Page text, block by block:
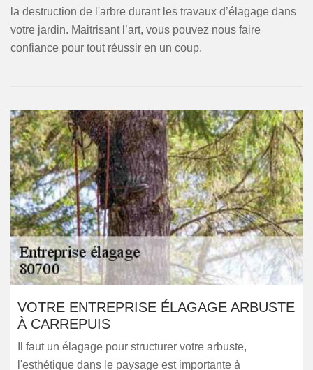
la destruction de l'arbre durant les travaux d’élagage dans
votre jardin. Maitrisant l’art, vous pouvez nous faire
confiance pour tout réussir en un coup.
VOTRE ENTREPRISE ÉLAGAGE ARBUSTE
À CARREPUIS
Il faut un élagage pour structurer votre arbuste,
l'esthétique dans le paysage est importante à